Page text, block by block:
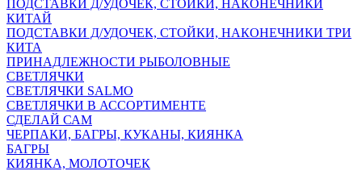
ПОДСТАВКИ Д/УДОЧЕК, СТОЙКИ, НАКОНЕЧНИКИ
КИТАЙ
ПОДСТАВКИ Д/УДОЧЕК, СТОЙКИ, НАКОНЕЧНИКИ ТРИ
КИТА
ПРИНАДЛЕЖНОСТИ РЫБОЛОВНЫЕ
СВЕТЛЯЧКИ
СВЕТЛЯЧКИ SALMO
СВЕТЛЯЧКИ В АССОРТИМЕНТЕ
СДЕЛАЙ САМ
ЧЕРПАКИ, БАГРЫ, КУКАНЫ, КИЯНКА
БАГРЫ
КИЯНКА, МОЛОТОЧЕК